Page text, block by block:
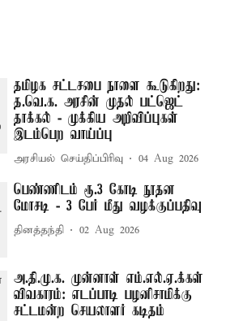
தமிழக சட்டசபை நாளை கூடுகிறது:
த.வெ.க. அரசின் முதல் பட்ஜெட்
தாக்கல் - முக்கிய அறிவிப்புகள்
இடம்பெற வாய்ப்பு
அரசியல் செய்திப்பிரிவு 04 Aug 2026
பெண்ணிடம் ரூ.3 கோடி நூதன
மோசடி - 3 பேர் மீது வழக்குப்பதிவு
தினத்தந்தி 02 Aug 2026
அ.தி.மு.க. முன்னாள் எம்.எல்.ஏ.க்கள்
விவகாரம்: எடப்பாடி பழனிசாமிக்கு
சட்டமன்ற செயலாளர் கடிதம்